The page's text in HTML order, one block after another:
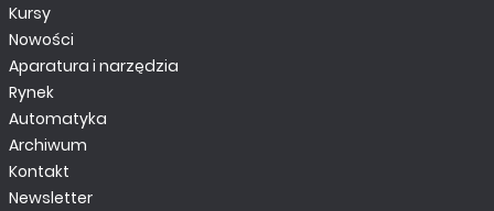
Kursy
Nowości
Aparatura i narzędzia
Rynek
Automatyka
Archiwum
Kontakt
Newsletter